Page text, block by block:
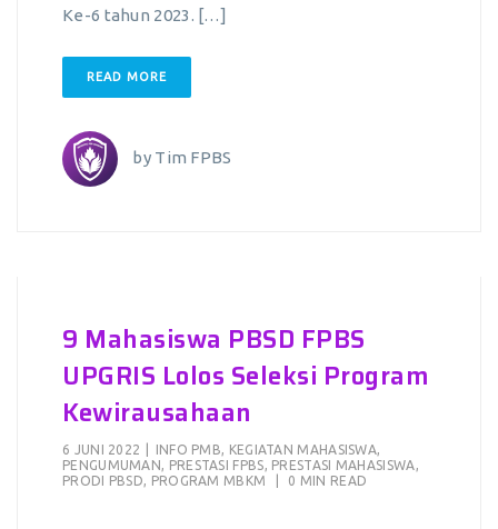
Ke-6 tahun 2023. […]
READ MORE
by Tim FPBS
9 Mahasiswa PBSD FPBS
UPGRIS Lolos Seleksi Program
Kewirausahaan
6 JUNI 2022 INFO PMB KEGIATAN MAHASISWA
PENGUMUMAN
PRESTASI FPBS PRESTASI MAHASISWA
PRODI PBSD
PROGRAM MBKM 0 MIN READ